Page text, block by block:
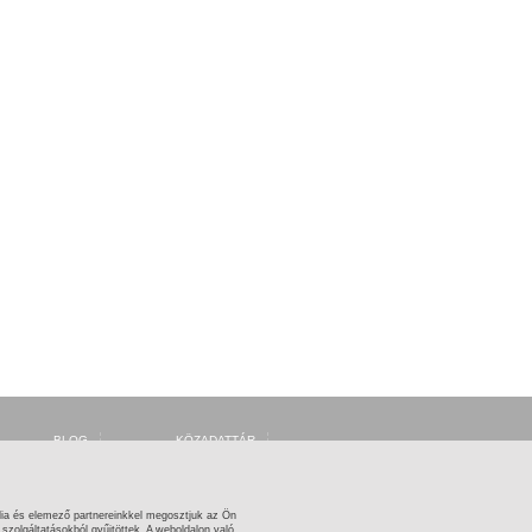
és elemező partnereinkkel megosztjuk az Ön
gyűjtöttek. A weboldalon való
KÖZADATTÁR
OSZK ZENEMŰTÁR
BLOG